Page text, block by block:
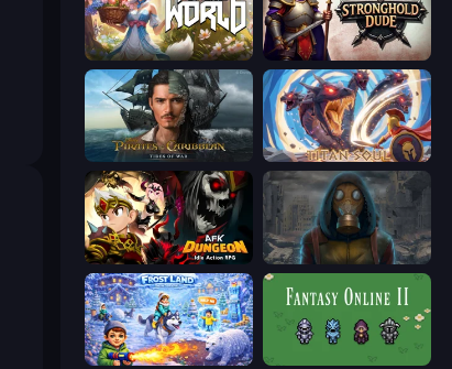
Magic World Stronghold Dude
Titan Soul: Action RPG
AFK Dungeon: Idle Action RPG Heroes of the Wasteland
Frost Land - Snow Survival